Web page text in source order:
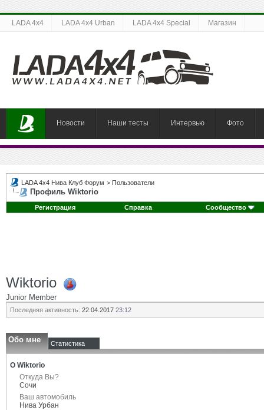
LADA 4x4 LADA 4x4 Urban LADA 4x4 Special Магазин
Новости Наши тесты Интервью Фото
LADA 4x4 Нива Клуб Форум > Пользователи
Профиль Wiktorio
Регистрация Справка Сообщество
Wiktorio
Junior Member
Последняя активность: 22.04.2017 23:12
Обо мне Статистика
О Wiktorio
Откуда Вы?
Сочи
Ваш автомобиль
Нива Урбан